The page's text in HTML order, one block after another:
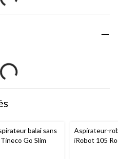
balai sans
Go Slim
Aspirateur-
iRobot 105